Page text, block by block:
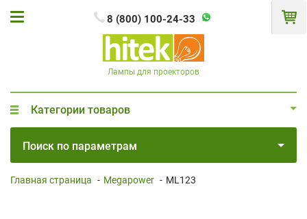
8 (800) 100-24-33
Лампы для проекторов
Категории товаров
Поиск по параметрам
Главная страница - Megapower - ML123